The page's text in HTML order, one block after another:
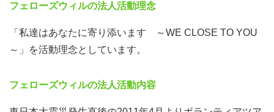
フェローズウィルの法人活動理念
「私達はあなたに寄り添います ～WE CLOSE TO YOU
～」を活動理念としています。
フェローズウィルの法人活動内容